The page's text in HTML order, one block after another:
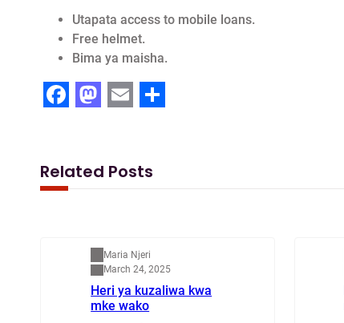
Utapata access to mobile loans.
Free helmet.
Bima ya maisha.
c
e
s
t
a
i
a
r
Related Posts
Maria Njeri
March 24, 2025
Heri ya kuzaliwa kwa
mke wako